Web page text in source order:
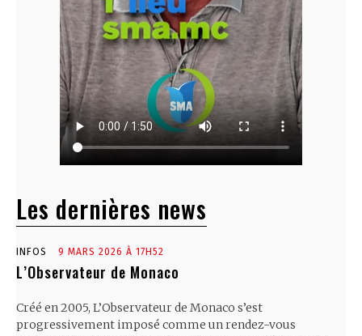
Les dernières news
INFOS 9 MARS 2026 À 17H52
L’Observateur de Monaco
Créé en 2005, L’Observateur de Monaco s’est
progressivement imposé comme un rendez-vous